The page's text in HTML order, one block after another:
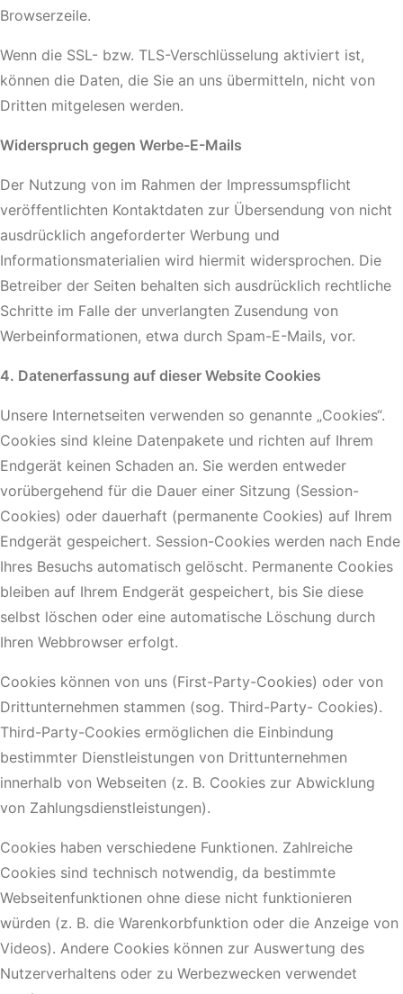
Browserzeile.
Wenn die SSL- bzw. TLS-Verschlüsselung aktiviert ist,
können die Daten, die Sie an uns übermitteln, nicht von
Dritten mitgelesen werden.
Widerspruch gegen Werbe-E-Mails
Der Nutzung von im Rahmen der Impressumspflicht
veröffentlichten Kontaktdaten zur Übersendung von nicht
ausdrücklich angeforderter Werbung und
Informationsmaterialien wird hiermit widersprochen. Die
Betreiber der Seiten behalten sich ausdrücklich rechtliche
Schritte im Falle der unverlangten Zusendung von
Werbeinformationen, etwa durch Spam-E-Mails, vor.
4. Datenerfassung auf dieser Website Cookies
Unsere Internetseiten verwenden so genannte „Cookies“.
Cookies sind kleine Datenpakete und richten auf Ihrem
Endgerät keinen Schaden an. Sie werden entweder
vorübergehend für die Dauer einer Sitzung (Session-
Cookies) oder dauerhaft (permanente Cookies) auf Ihrem
Endgerät gespeichert. Session-Cookies werden nach Ende
Ihres Besuchs automatisch gelöscht. Permanente Cookies
bleiben auf Ihrem Endgerät gespeichert, bis Sie diese
selbst löschen oder eine automatische Löschung durch
Ihren Webbrowser erfolgt.
Cookies können von uns (First-Party-Cookies) oder von
Drittunternehmen stammen (sog. Third-Party- Cookies).
Third-Party-Cookies ermöglichen die Einbindung
bestimmter Dienstleistungen von Drittunternehmen
innerhalb von Webseiten (z. B. Cookies zur Abwicklung
von Zahlungsdienstleistungen).
Cookies haben verschiedene Funktionen. Zahlreiche
Cookies sind technisch notwendig, da bestimmte
Webseitenfunktionen ohne diese nicht funktionieren
würden (z. B. die Warenkorbfunktion oder die Anzeige von
Videos). Andere Cookies können zur Auswertung des
Nutzerverhaltens oder zu Werbezwecken verwendet